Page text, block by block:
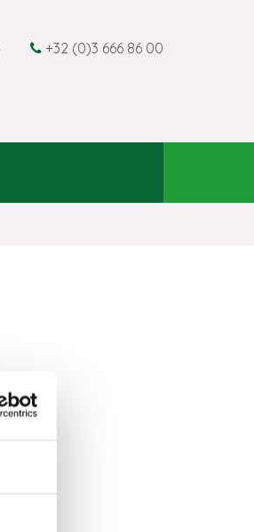
+32 (0)3 666 86 00